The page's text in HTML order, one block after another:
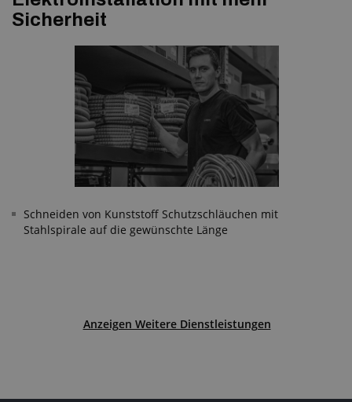
Sicherheit
Schneiden von Kunststoff Schutzschläuchen mit
Stahlspirale auf die gewünschte Länge
Anzeigen Weitere Dienstleistungen